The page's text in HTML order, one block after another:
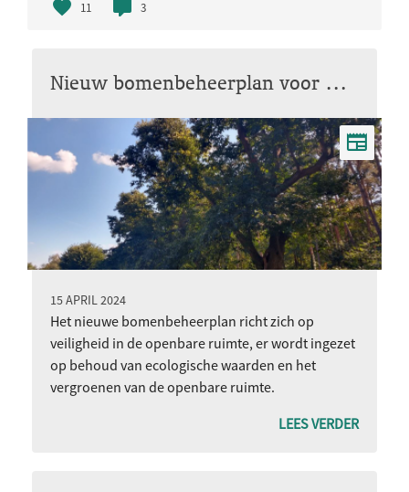
11 3
Nieuw bomenbeheerplan voor Nijmegen
15 APRIL 2024
Het nieuwe bomenbeheerplan richt zich op
veiligheid in de openbare ruimte, er wordt ingezet
op behoud van ecologische waarden en het
vergroenen van de openbare ruimte.
LEES VERDER